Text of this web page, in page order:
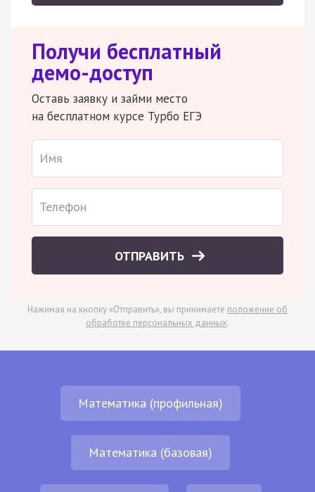
Получи бесплатный
демо-доступ
Оставь заявку и займи место
на бесплатном курсе Турбо ЕГЭ
ОТПРАВИТЬ
Нажимая на кнопку «Отправить», вы принимаете положение об
обработке персональных данных.
Математика (профильная)
Математика (базовая)